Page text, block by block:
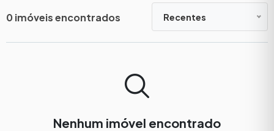
0 imóveis encontrados Recentes
Nenhum imóvel encontrado